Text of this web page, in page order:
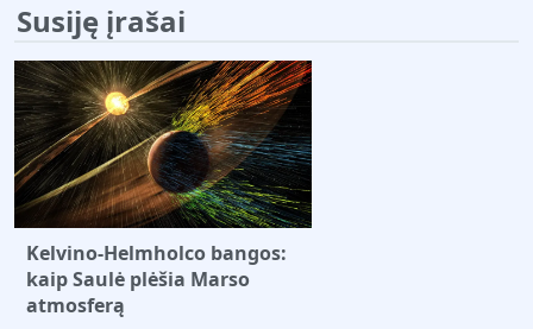
Susiję įrašai
Kelvino-Helmholco bangos:
kaip Saulė plėšia Marso
atmosferą